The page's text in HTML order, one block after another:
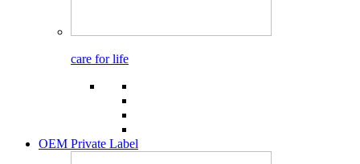
care for life
OEM Private Label